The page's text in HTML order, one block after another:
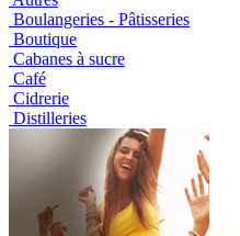
Boulangeries - Pâtisseries
Boutique
Cabanes à sucre
Café
Cidrerie
Distilleries